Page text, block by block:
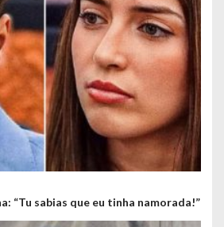
“Tu sabias que eu tinha namorada!”